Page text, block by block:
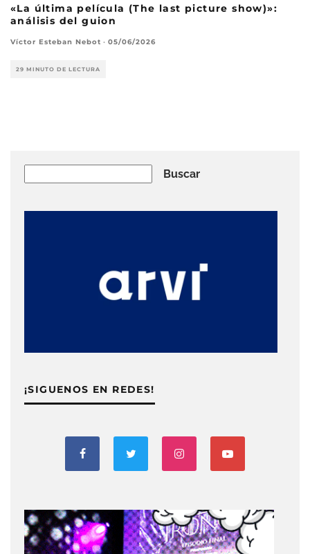
«La última película (The last picture show)»:
análisis del guion
Víctor Esteban Nebot · 05/06/2026
29 MINUTO DE LECTURA
Buscar
¡SIGUENOS EN REDES!